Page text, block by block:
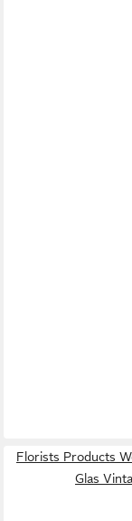
Florists Products
Glas